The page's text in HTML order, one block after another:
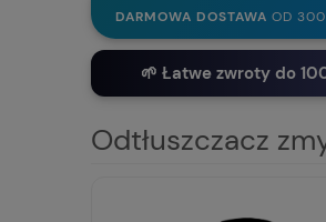
DARMOWA DOSTAWA OD
🌱 Łatwe zwroty do
Odtłuszczacz